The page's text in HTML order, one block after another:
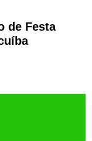
de Festa